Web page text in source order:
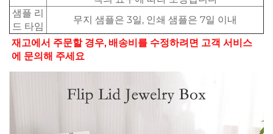
샘플 리
드 타임
무지 샘플은 3일, 인쇄 샘플은 7일 이내
재고에서 주문할 경우, 배송비를 수정하려면 고객 서비스
에 문의해 주세요